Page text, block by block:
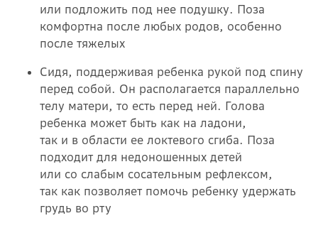
или подложить под нее подушку. Поза
комфортна после любых родов, особенно
после тяжелых
Сидя, поддерживая ребенка рукой под спину
перед собой. Он располагается параллельно
телу матери, то есть перед ней. Голова
ребенка может быть как на ладони,
так и в области ее локтевого сгиба. Поза
подходит для недоношенных детей
или со слабым сосательным рефлексом,
так как позволяет помочь ребенку удержать
грудь во рту